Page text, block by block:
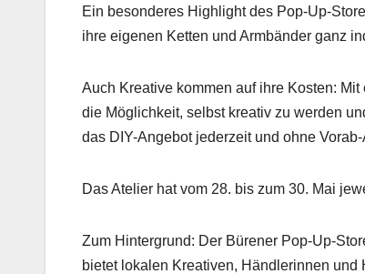
Ein besonderes Highlight des Pop-Up-
ihre eigenen Ketten und Armbänder ganz
Auch Kreative kommen auf ihre Kosten:
die Möglichkeit, selbst kreativ zu werden
das DIY-Angebot jederzeit und ohne
Das Atelier hat vom 28. bis zum 30. Mai
Zum Hintergrund: Der Bürener Pop-Up-
bietet lokalen Kreativen, Händlerinnen